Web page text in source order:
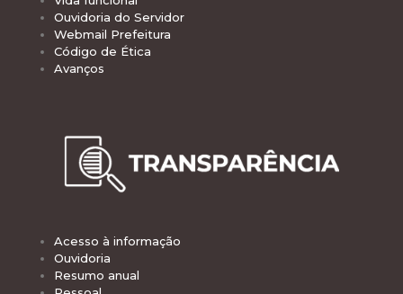
Ouvidoria do Servidor
Webmail Prefeitura
Código de Ética
Avanços
Acesso à informação
Ouvidoria
Resumo anual